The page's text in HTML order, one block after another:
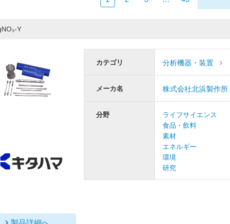
Y
カテゴリ 分析機器・装置
メーカ名 株式会社北浜製作所
分野
ライフサイエンス
食品・飲料
素材
エネルギー
環境
研究